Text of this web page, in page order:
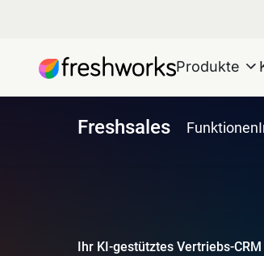
Produkte
Freshsales Funktionen
Ihr KI-gestütztes Vertriebs-CRM